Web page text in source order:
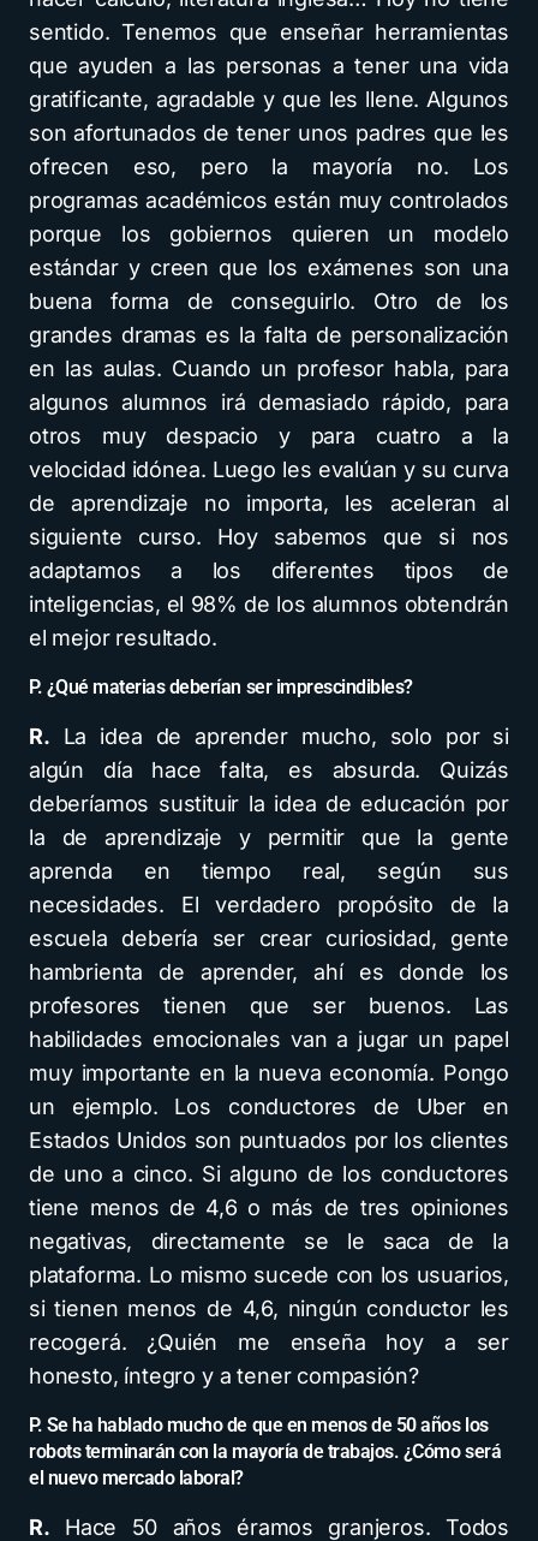
sentido. Tenemos que enseñar herramientas
que ayuden a las personas a tener una vida
gratificante, agradable y que les llene. Algunos
son afortunados de tener unos padres que les
ofrecen eso, pero la mayoría no. Los
programas académicos están muy controlados
porque los gobiernos quieren un modelo
estándar y creen que los exámenes son una
buena forma de conseguirlo. Otro de los
grandes dramas es la falta de personalización
en las aulas. Cuando un profesor habla, para
algunos alumnos irá demasiado rápido, para
otros muy despacio y para cuatro a la
velocidad idónea. Luego les evalúan y su curva
de aprendizaje no importa, les aceleran al
siguiente curso. Hoy sabemos que si nos
adaptamos a los diferentes tipos de
inteligencias, el 98% de los alumnos obtendrán
el mejor resultado.
P. ¿Qué materias deberían ser imprescindibles?
R. La idea de aprender mucho, solo por si
algún día hace falta, es absurda. Quizás
deberíamos sustituir la idea de educación por
la de aprendizaje y permitir que la gente
aprenda en tiempo real, según sus
necesidades. El verdadero propósito de la
escuela debería ser crear curiosidad, gente
hambrienta de aprender, ahí es donde los
profesores tienen que ser buenos. Las
habilidades emocionales van a jugar un papel
muy importante en la nueva economía. Pongo
un ejemplo. Los conductores de Uber en
Estados Unidos son puntuados por los clientes
de uno a cinco. Si alguno de los conductores
tiene menos de 4,6 o más de tres opiniones
negativas, directamente se le saca de la
plataforma. Lo mismo sucede con los usuarios,
si tienen menos de 4,6, ningún conductor les
recogerá. ¿Quién me enseña hoy a ser
honesto, íntegro y a tener compasión?
P. Se ha hablado mucho de que en menos de 50 años los
robots terminarán con la mayoría de trabajos. ¿Cómo será
el nuevo mercado laboral?
R. Hace 50 años éramos granjeros. Todos